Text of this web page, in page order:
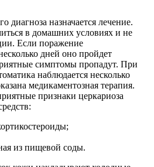
диагноза назначается лечение.
в домашних условиях и не
Если поражение
дней оно пройдет
симптомы пропадут. При
наблюдается несколько
медикаментозная терапия.
признаки церкариоза
из пищевой соды.